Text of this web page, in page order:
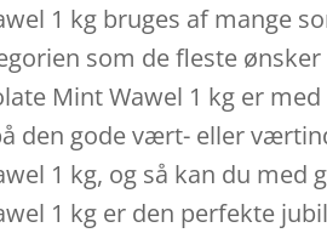
1 kg bruges af mange
som de fleste
Mint Wawel 1 kg er
den gode vært- eller
1 kg, og så kan du
1 kg er den perfekte